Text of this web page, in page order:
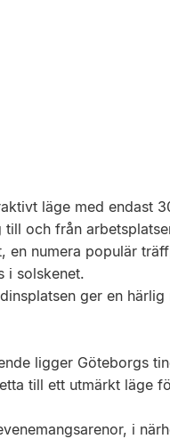
läge med endast
och från
en numera populär
i solskenet.
ger en
ligger Göteborgs
till ett utmärkt läge
i